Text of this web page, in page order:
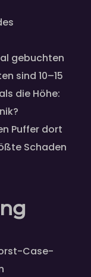
gebuchten
sind 10–15
die Höhe:
Puffer dort
Schaden
Case-